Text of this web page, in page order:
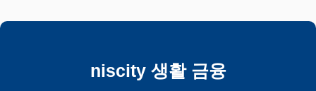
텐
niscity 생활 금융